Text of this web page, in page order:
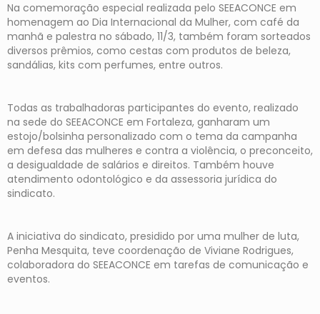
Na comemoração especial realizada pelo SEEACONCE em
homenagem ao Dia Internacional da Mulher, com café da
manhã e palestra no sábado, 11/3, também foram sorteados
diversos prêmios, como cestas com produtos de beleza,
sandálias, kits com perfumes, entre outros.
Todas as trabalhadoras participantes do evento, realizado
na sede do SEEACONCE em Fortaleza, ganharam um
estojo/bolsinha personalizado com o tema da campanha
em defesa das mulheres e contra a violência, o preconceito,
a desigualdade de salários e direitos. Também houve
atendimento odontológico e da assessoria jurídica do
sindicato.
A iniciativa do sindicato, presidido por uma mulher de luta,
Penha Mesquita, teve coordenação de Viviane Rodrigues,
colaboradora do SEEACONCE em tarefas de comunicação e
eventos.